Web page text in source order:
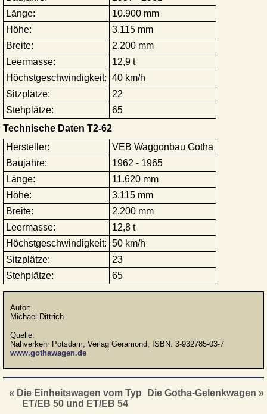
Länge:
10.900 mm
Höhe:
3.115 mm
Breite:
2.200 mm
Leermasse:
12,9 t
Höchstgeschwindigkeit: 40 km/h
Sitzplätze:
22
Stehplätze:
65
Technische Daten T2-62
Hersteller:
VEB Waggonbau Gotha
Baujahre:
1962 - 1965
Länge:
11.620 mm
Höhe:
3.115 mm
Breite:
2.200 mm
Leermasse:
12,8 t
Höchstgeschwindigkeit: 50 km/h
Sitzplätze:
23
Stehplätze:
65
Autor:
Michael Dittrich
Quelle:
Nahverkehr Potsdam, Verlag Geramond, ISBN: 3-932785-03-7
www.gothawagen.de
« Die Einheitswagen vom Typ
ET/EB 50 und ET/EB 54
Die Gotha-Gelenkwagen »